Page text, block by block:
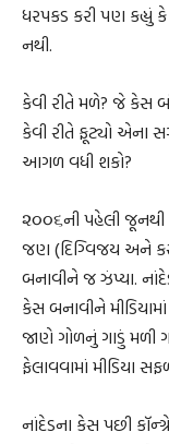
ધરપકડ કરી પણ કહ્યું
નથી.
કેવી રીતે મળે? જે કેસ
કેવી રીતે ફૂટ્યો એના
આગળ વધી શકો?
૨૦૦૬ની પહેલી
જણ (દિગ્વિજય અને
બનાવીને જ ઝંપ્યા.
કેસ બનાવીને
જાણે ગોળનું ગાડું મળી
ફેલાવવામાં મીડિયા
નાંદેડના કેસ પછી